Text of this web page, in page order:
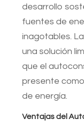
desarrollo
fuentes de
inagotables.
una solución
que el
presente
de energía.
Ventajas del